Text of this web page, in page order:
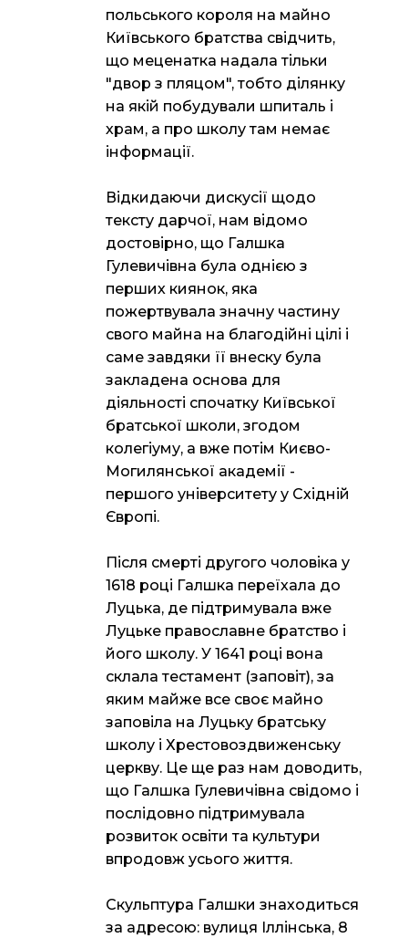
польського короля на майно
Київського братства свідчить,
що меценатка надала тільки
"двор з пляцом", тобто ділянку
на якій побудували шпиталь і
храм, а про школу там немає
інформації.
Відкидаючи дискусії щодо
тексту дарчої, нам відомо
достовірно, що Галшка
Гулевичівна була однією з
перших киянок, яка
пожертвувала значну частину
свого майна на благодійні цілі і
саме завдяки її внеску була
закладена основа для
діяльності спочатку Київської
братської школи, згодом
колегіуму, а вже потім Києво-
Могилянської академії -
першого університету у Східній
Європі.
Після смерті другого чоловіка у
1618 році Галшка переїхала до
Луцька, де підтримувала вже
Луцьке православне братство і
його школу. У 1641 році вона
склала тестамент (заповіт), за
яким майже все своє майно
заповіла на Луцьку братську
школу і Хрестовоздвиженську
церкву. Це ще раз нам доводить,
що Галшка Гулевичівна свідомо і
послідовно підтримувала
розвиток освіти та культури
впродовж усього життя.
Скульптура Галшки знаходиться
за адресою: вулиця Іллінська, 8